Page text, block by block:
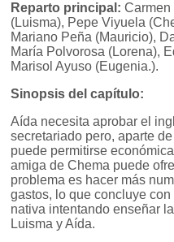
Reparto principal: Carmen
(Luisma), Pepe Viyuela
Mariano Peña (Mauricio),
María Polvorosa (Lorena),
Marisol Ayuso (Eugenia.).
Sinopsis del capítulo:
Aída necesita aprobar el
secretariado pero, aparte
puede permitirse
amiga de Chema puede
problema es hacer más
gastos, lo que concluye
nativa intentando enseñar
Luisma y Aída.